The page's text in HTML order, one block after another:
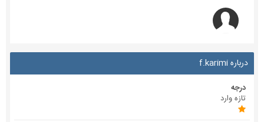
درباره f.karimi
درجه
تازه وارد